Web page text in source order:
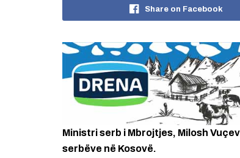
Share on Facebook
Ministri serb i Mbrojtjes, Milosh
serbëve në Kosovë.